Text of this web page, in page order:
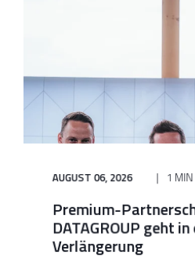
AUGUST 06, 2026 1 MIN
Premium-
DATAGROUP geht
Verlängerung